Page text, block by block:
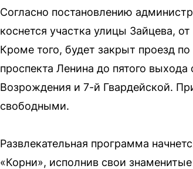
Согласно постановлению
коснется участка улицы Зайцева,
Кроме того, будет закрыт проезд
проспекта Ленина до пятого
Возрождения и 7-й Гвардейской.
свободными.
Развлекательная программа
«Корни», исполнив свои